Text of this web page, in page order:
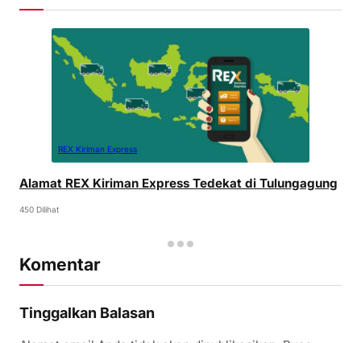
REX Kiriman Express
Alamat REX Kiriman Express Tedekat di Tulungagung
450 Dilihat
Komentar
Tinggalkan Balasan